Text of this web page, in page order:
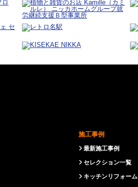
施工事例
最新施工事例
セレクション一覧
キッチンリフォーム